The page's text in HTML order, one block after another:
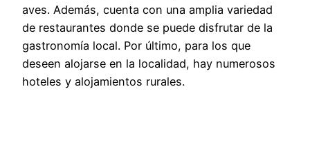
aves. Además, cuenta con una amplia variedad
de restaurantes donde se puede disfrutar de la
gastronomía local. Por último, para los que
deseen alojarse en la localidad, hay numerosos
hoteles y alojamientos rurales.